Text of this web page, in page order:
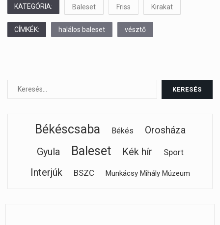
KATEGÓRIA: Baleset Friss Kirakat
CÍMKÉK: halálos baleset vésztő
Békéscsaba Békés
Orosháza
Gyula
Baleset Kék hír Sport
Interjúk BSZC Munkácsy Mihály Múzeum